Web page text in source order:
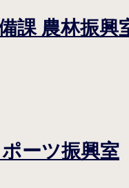
課 農林振興
ーツ振興室